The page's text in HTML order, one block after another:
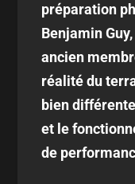
préparation
Benjamin
ancien
réalité du
bien
et le
de